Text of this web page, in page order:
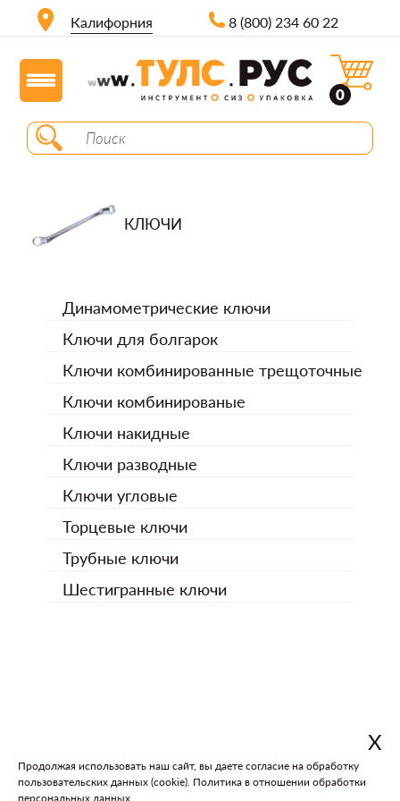
Калифорния 8 (800) 234 60 22
0
КЛЮЧИ
Динамометрические ключи
Ключи для болгарок
Ключи комбинированные трещоточные
Ключи комбинированые
Ключи накидные
Ключи разводные
Ключи угловые
Торцевые ключи
Трубные ключи
Шестигранные ключи
В каталог На главную
Х
Продолжая использовать наш сайт, вы даете согласие на обработку
пользовательских данных (cookie). Политика в отношении обработки
персональных данных